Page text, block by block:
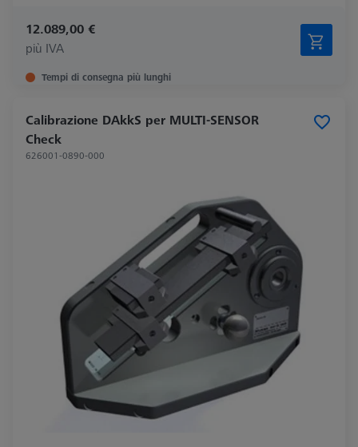
12.089,00 €
più IVA
Tempi di consegna più lunghi
Calibrazione DAkkS per MULTI-SENSOR
Check
626001-0890-000